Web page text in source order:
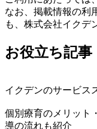
なお、掲載情報の利
も、株式会社イクデ
お役立ち記事
イクデンのサービス
個別療育のメリット
導の流れも紹介